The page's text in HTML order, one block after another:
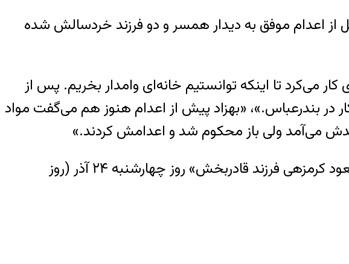
از اعدام موفق به دیدار همسر و دو فرزند خردسالش شده
گفت: «بهزاد ۱۱ سال در کارخانه آجرپزی کار می‌کرد تا اینکه توانستیم خانه‌ای وامدار بخریم. پس از
بدهیم، رفت کار در بندرعباس.»، «بهزاد پیش از اعدام هنوز هم می‌گفت مواد
می‌آمد ولی باز محکوم شد و اعدامش کردند.»
هم‌چنین، کمپین فعالین بلوچ گزارش داد، حکم اعدام یک شهروند بلوچ با نام «مسعود کرمزهی فرزند قادربخش» روز چهارشنبه ۲۴ آذر (روز